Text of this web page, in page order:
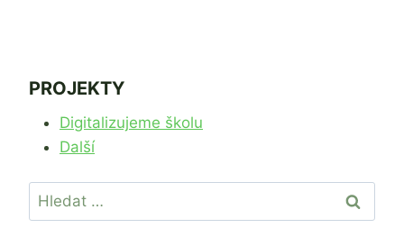
PROJEKTY
Digitalizujeme školu
Další
Vyhledávání